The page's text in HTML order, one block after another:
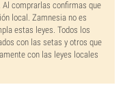
comprarlas confirmas que
local. Zamnesia no es
estas leyes. Todos los
con las setas y otros que
con las leyes locales